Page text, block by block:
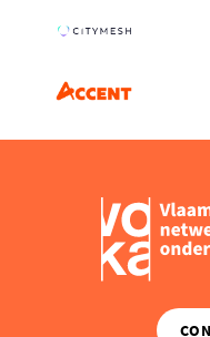
INSPIRATIE
LUXEMBURG